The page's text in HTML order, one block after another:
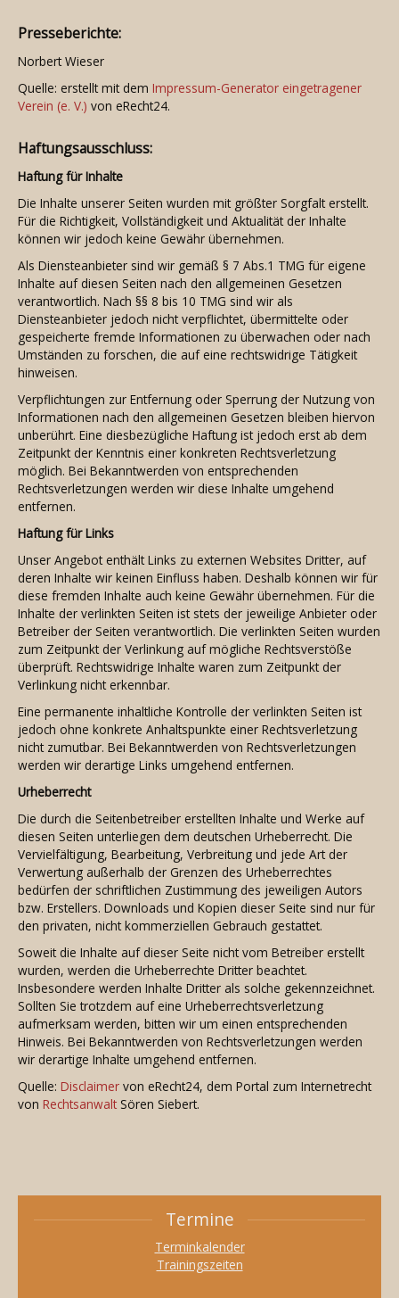
Presseberichte:
Norbert Wieser
Quelle: erstellt mit dem Impressum-Generator eingetragener
Verein (e. V.) von eRecht24.
Haftungsausschluss:
Haftung für Inhalte
Die Inhalte unserer Seiten wurden mit größter Sorgfalt erstellt.
Für die Richtigkeit, Vollständigkeit und Aktualität der Inhalte
können wir jedoch keine Gewähr übernehmen.
Als Diensteanbieter sind wir gemäß § 7 Abs.1 TMG für eigene
Inhalte auf diesen Seiten nach den allgemeinen Gesetzen
verantwortlich. Nach §§ 8 bis 10 TMG sind wir als
Diensteanbieter jedoch nicht verpflichtet, übermittelte oder
gespeicherte fremde Informationen zu überwachen oder nach
Umständen zu forschen, die auf eine rechtswidrige Tätigkeit
hinweisen.
Verpflichtungen zur Entfernung oder Sperrung der Nutzung von
Informationen nach den allgemeinen Gesetzen bleiben hiervon
unberührt. Eine diesbezügliche Haftung ist jedoch erst ab dem
Zeitpunkt der Kenntnis einer konkreten Rechtsverletzung
möglich. Bei Bekanntwerden von entsprechenden
Rechtsverletzungen werden wir diese Inhalte umgehend
entfernen.
Haftung für Links
Unser Angebot enthält Links zu externen Websites Dritter, auf
deren Inhalte wir keinen Einfluss haben. Deshalb können wir für
diese fremden Inhalte auch keine Gewähr übernehmen. Für die
Inhalte der verlinkten Seiten ist stets der jeweilige Anbieter oder
Betreiber der Seiten verantwortlich. Die verlinkten Seiten wurden
zum Zeitpunkt der Verlinkung auf mögliche Rechtsverstöße
überprüft. Rechtswidrige Inhalte waren zum Zeitpunkt der
Verlinkung nicht erkennbar.
Eine permanente inhaltliche Kontrolle der verlinkten Seiten ist
jedoch ohne konkrete Anhaltspunkte einer Rechtsverletzung
nicht zumutbar. Bei Bekanntwerden von Rechtsverletzungen
werden wir derartige Links umgehend entfernen.
Urheberrecht
Die durch die Seitenbetreiber erstellten Inhalte und Werke auf
diesen Seiten unterliegen dem deutschen Urheberrecht. Die
Vervielfältigung, Bearbeitung, Verbreitung und jede Art der
Verwertung außerhalb der Grenzen des Urheberrechtes
bedürfen der schriftlichen Zustimmung des jeweiligen Autors
bzw. Erstellers. Downloads und Kopien dieser Seite sind nur für
den privaten, nicht kommerziellen Gebrauch gestattet.
Soweit die Inhalte auf dieser Seite nicht vom Betreiber erstellt
wurden, werden die Urheberrechte Dritter beachtet.
Insbesondere werden Inhalte Dritter als solche gekennzeichnet.
Sollten Sie trotzdem auf eine Urheberrechtsverletzung
aufmerksam werden, bitten wir um einen entsprechenden
Hinweis. Bei Bekanntwerden von Rechtsverletzungen werden
wir derartige Inhalte umgehend entfernen.
Quelle: Disclaimer von eRecht24, dem Portal zum Internetrecht
von Rechtsanwalt Sören Siebert.
Termine
Terminkalender
Trainingszeiten